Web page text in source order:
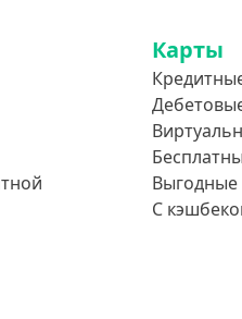
Карты
Выгодные
С